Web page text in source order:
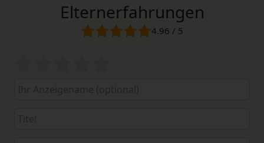
Elternerfahrungen
4.96 / 5